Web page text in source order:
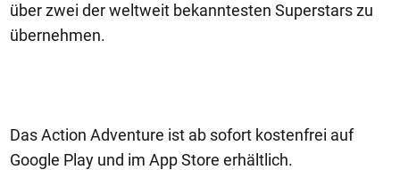
über zwei der weltweit bekanntesten Superstars zu
übernehmen.
Das Action Adventure ist ab sofort kostenfrei auf
Google Play und im App Store erhältlich.